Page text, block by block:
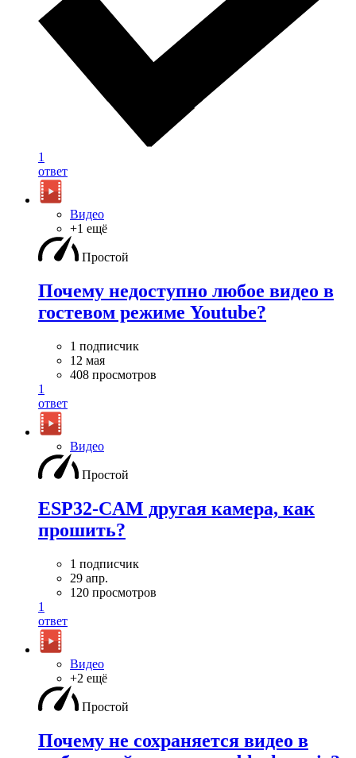
1
ответ
Видео
+1 ещё
Простой
Почему недоступно любое видео в
гостевом режиме Youtube?
1 подписчик
12 мая
408 просмотров
1
ответ
Видео
Простой
ESP32-CAM другая камера, как
прошить?
1 подписчик
29 апр.
120 просмотров
1
ответ
Видео
+2 ещё
Простой
Почему не сохраняется видео в